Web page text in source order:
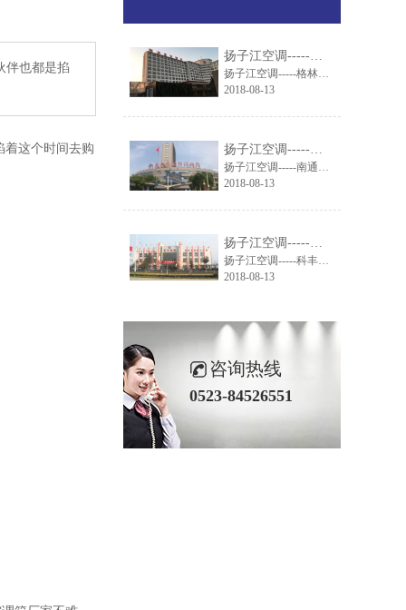
伴也都是掐
着这个时间去购
扬子江空调-----格林东方酒店引进扬子江组合式空调机组
扬子江空调-----格林东方酒店引进扬子江组合式空调机组
2018-08-13
扬子江空调-----南通市妇幼保健院就通风系统与扬子江空调达成一致
扬子江空调-----南通市妇幼保健院就通风系统与扬子江空调达成一致
2018-08-13
扬子江空调-----科丰集团大楼空调系统解决方案
扬子江空调-----科丰集团大楼空调系统解决方案
2018-08-13
咨询热线
0523-84526551